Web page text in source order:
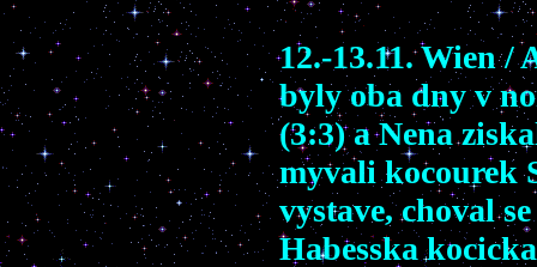
12.-13.11. Wien /
byly oba dny v
(3:3) a Nena
myvali kocourek
vystave, choval
Habesska